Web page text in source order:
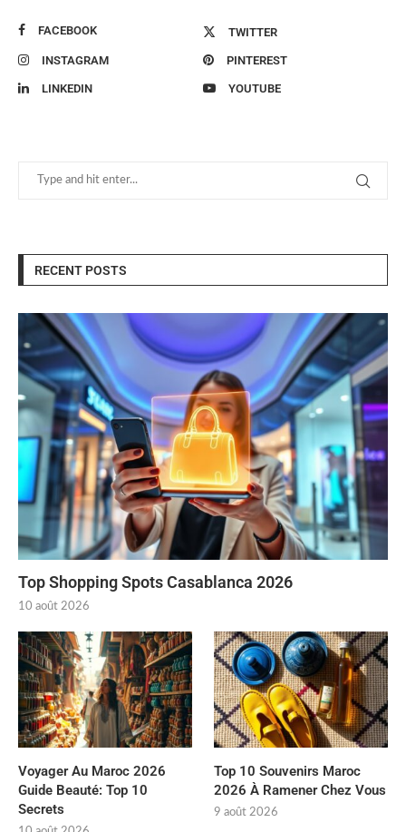
FACEBOOK TWITTER
INSTAGRAM PINTEREST
LINKEDIN YOUTUBE
RECENT POSTS
Top Shopping Spots Casablanca 2026
10 août 2026
Voyager Au Maroc 2026
Guide Beauté: Top 10
Secrets
Top 10 Souvenirs Maroc
2026 À Ramener Chez Vous
9 août 2026